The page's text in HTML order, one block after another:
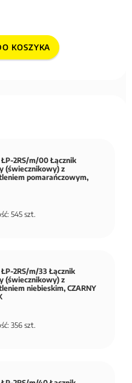
KOSZYKA
ŁP-2RS/m/00 Łącznik
(świecznikowy) z
pomarańczowym,
545 szt.
ŁP-2RS/m/33 Łącznik
(świecznikowy) z
niebieskim, CZARNY
356 szt.